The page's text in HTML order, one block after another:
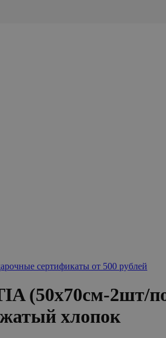
сертификаты от 500 рублей
(50x70см-2шт/
хлопок